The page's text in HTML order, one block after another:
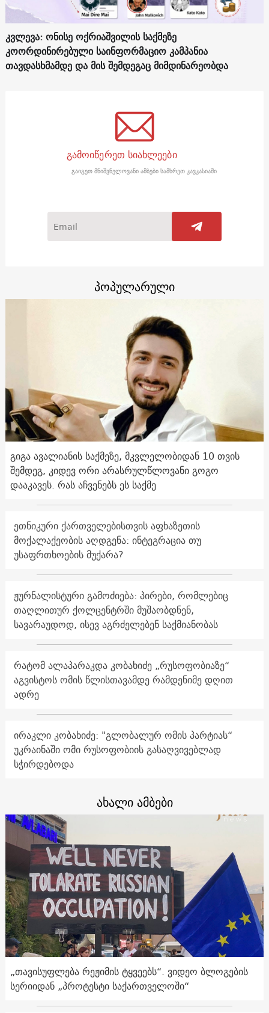
კვლევა: ონისე ოქრიაშვილის საქმეზე
კოორდინირებული საინფორმაციო კამპანია
თავდასხმამდე და მის შემდეგაც მიმდინარეობდა
გამოიწერეთ სიახლეები
გაიგეთ მნიშვნელოვანი ამბები სამხრეთ კავკასიაში
პოპულარული
გიგა ავალიანის საქმეზე, მკვლელობიდან 10 თვის
შემდეგ, კიდევ ორი არასრულწლოვანი გოგო
დააკავეს. რას აჩვენებს ეს საქმე
ეთნიკური ქართველებისთვის აფხაზეთის
მოქალაქეობის აღდგენა: ინტეგრაცია თუ
უსაფრთხოების მუქარა?
ჟურნალისტური გამოძიება: პირები, რომლებიც
თაღლითურ ქოლცენტრში მუშაობდნენ,
სავარაუდოდ, ისევ აგრძელებენ საქმიანობას
რატომ ალაპარაკდა კობახიძე „რუსოფობიაზე“
აგვისტოს ომის წლისთავამდე რამდენიმე დღით
ადრე
ირაკლი კობახიძე: "გლობალურ ომის პარტიას“
უკრაინაში ომი რუსოფობიის გასაღვივებლად
სჭირდებოდა
ახალი ამბები
„თავისუფლება რეჟიმის ტყვეებს“. ვიდეო ბლოგების
სერიიდან „პროტესტი საქართველოში“